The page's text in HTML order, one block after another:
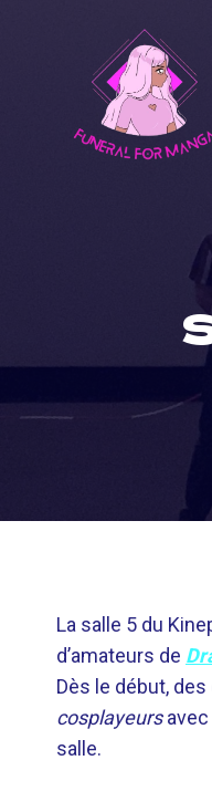
La salle 5 du
d’amateurs de
Dès le début,
cosplayeursavec
salle.